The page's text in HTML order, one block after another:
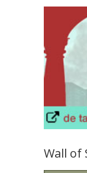
Wall of